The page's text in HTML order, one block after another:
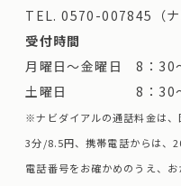
TEL.0570-007845（ナ
受付時間
月曜日～金曜日 8：30
土曜日 8：30～
※ナビダイアルの通話料金は、
3分/8.5円、携帯電話からは、
電話番号をお確かめのうえ、お